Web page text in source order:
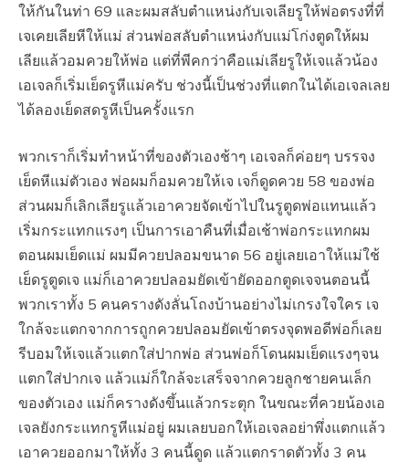
ให้กันในท่า 69 และผมสลับตำแหน่งกับเจเลียรูให้พ่อตรงที่ที่
เจเคยเลียหีให้แม่ ส่วนพ่อสลับตำแหน่งกับแม่โก่งตูดให้ผม
เลียแล้วอมควยให้พ่อ แต่ที่พีคกว่าคือแม่เลียรูให้เจแล้วน้อง
เอเจลก็เริ่มเย็ดรูหีแม่ครับ ช่วงนี้เป็นช่วงที่แตกในได้เอเจลเลย
ได้ลองเย็ดสดรูหีเป็นครั้งแรก
พวกเราก็เริ่มทำหน้าที่ของตัวเองช้าๆ เอเจลก็ค่อยๆ บรรจง
เย็ดหีแม่ตัวเอง พ่อผมก็อมควยให้เจ เจก็ดูดควย 58 ของพ่อ
ส่วนผมก็เลิกเลียรูแล้วเอาควยจัดเข้าไปในรูตูดพ่อแทนแล้ว
เริ่มกระแทกแรงๆ เป็นการเอาคืนที่เมื่อเช้าพ่อกระแทกผม
ตอนผมเย็ดแม่ ผมมีควยปลอมขนาด 56 อยู่เลยเอาให้แม่ใช้
เย็ดรูตูดเจ แม่ก็เอาควยปลอมยัดเข้ายัดออกตูดเจจนตอนนี้
พวกเราทั้ง 5 คนครางดังลั่นโถงบ้านอย่างไม่เกรงใจใคร เจ
ใกล้จะแตกจากการถูกควยปลอมยัดเข้าตรงจุดพอดีพ่อก็เลย
รีบอมให้เจแล้วแตกใส่ปากพ่อ ส่วนพ่อก็โดนผมเย็ดแรงๆจน
แตกใส่ปากเจ แล้วแม่ก็ใกล้จะเสร็จจากควยลูกชายคนเล็ก
ของตัวเอง แม่ก็ครางดังขึ้นแล้วกระตุก ในขณะที่ควยน้องเอ
เจลยังกระแทกรูหีแม่อยู่ ผมเลยบอกให้เอเจลอย่าพึ่งแตกแล้ว
เอาควยออกมาให้ทั้ง 3 คนนี้ดูด แล้วแตกราดตัวทั้ง 3 คน